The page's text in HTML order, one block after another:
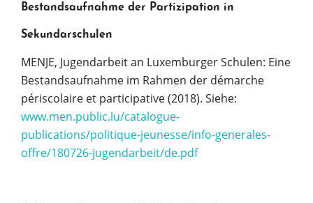
Bestandsaufnahme der Partizipation in
Sekundarschulen
MENJE, Jugendarbeit an Luxemburger Schulen: Eine
Bestandsaufnahme im Rahmen der démarche
périscolaire et participative (2018). Siehe:
www.men.public.lu/catalogue-
publications/politique-jeunesse/info-generales-
offre/180726-jugendarbeit/de.pdf